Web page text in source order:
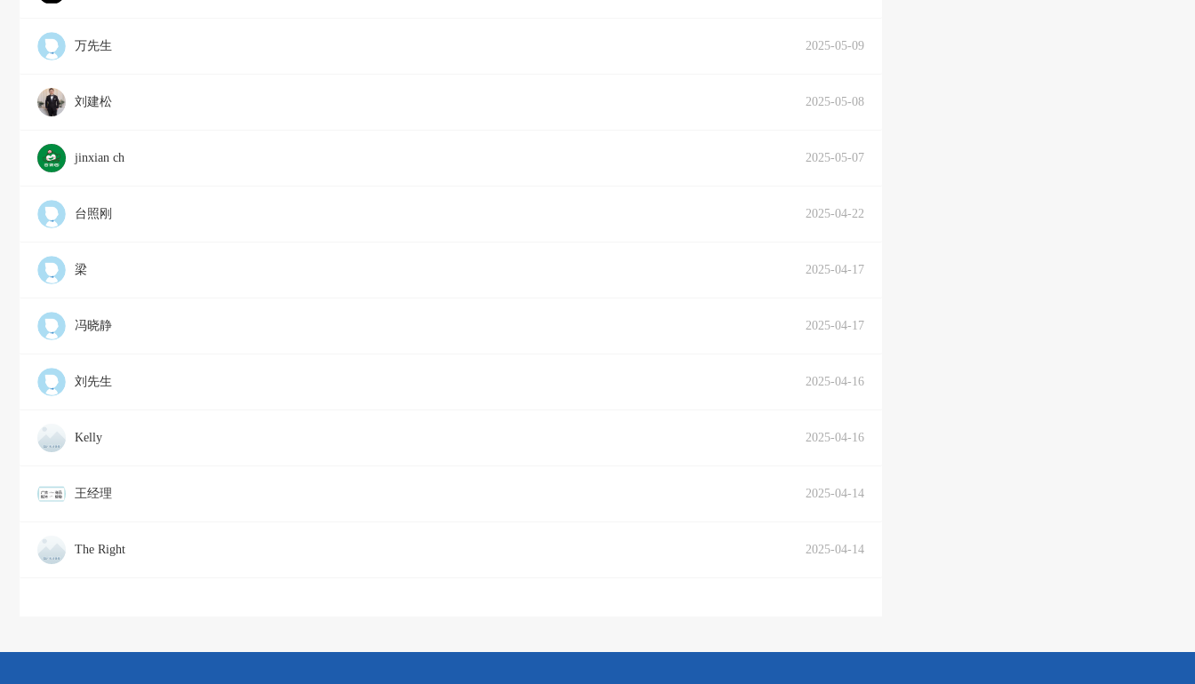
万先生 2025-05-09
刘建松 2025-05-08
jinxian ch 2025-05-07
台照刚 2025-04-22
梁 2025-04-17
冯晓静 2025-04-17
刘先生 2025-04-16
Kelly 2025-04-16
王经理 2025-04-14
The Right 2025-04-14